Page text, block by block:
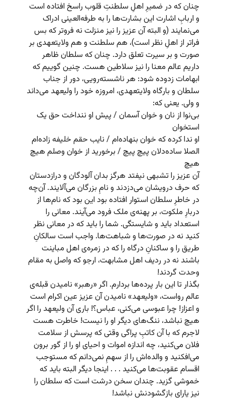
چنان که در ضمیرِ اهلِ سلطنتِ قلوب راسخ افتاده است
و اربابِ اشارت این بشارت‌ها را به طرفه‌العینی ادراک
می‌نمایند (و البته آن عزیز را نیز منزلت نه فروتر که بس
فراتر از اهلِ نظر است)، هم سلطنت و هم ولایتعهدی بر
صورت و بر سیرت تعلق دارد. چنان که سلطان ظاهر
داریم عالم معنا را نیز سلاطین هست. چنین گوییم که
ابهامات زدوده شود: هر ناشسته‌رویی، دور از جناب
سلطان و بارگاه ولایتعهدی، امروزه خود را ولیعهد می‌داند
و ولی. یعنی که:
بی‌نوا از نان و خوان آسمان / پیش او ننداخت حق یک
استخوان
او ندا کرده که خوان بنهاده‌ام / نایب حقم خلیفه زاده‌ام
الصلا ساده‌دلان پیچ پیچ / برخورید از خوان وصلم هیچ
هیچ
آن عزیز را تشبهی نیفتد هرگز بدان آلودگان و درازدستان
که حرف درویشان می‌دزدند و نامِ بزرگان می‌آلایند. آن‌چه
در خاطرِ سلطان استوار افتاده بود این بود که نام‌ها از
دربارِ ملکوت، بر پهنه‌ی ملک فرود می‌آیند. معانی را
استعداد باید و شایستگی. شما را باید که در معانی نظر
کنید نه در صورت‌ها و شباهت‌ها. واجب است سالکانِ
طریق را و ساکنانِ درگاه را که در زمره‌ی اهل مباینت
باشند نه در ردیف اهل مشابهت، ارجو که واصل به مقام
وحدت گردند!
بگذار تا این بار پرده‌ها بردارم. اگر «رهبر» نامیدن قبله‌ی
عالم رواست، «ولیعهد» نامیدن آن عزیز عین اکرام است
و اعزاز! چرا عبوسی می‌کنی، عباس؟! باری آن ولیعهد را اگر
هیچ نباشد، ننگ‌های دیگر او را نیست! خاطرت هست
لاجرم که با آن کاتبِ پراگی وقتی که پرسش از سلامت
فلان می‌کنید، چه اندازه اموات و احیای او را از گور برون
می‌افکنید و والده‌اش را از سهمِ نمی‌دانم که مستوجب
اقسام عقوبت‌ها می‌کنید . . . اینجا دیگر البته باید که
خموشی گزید. چندان سخن درشت است که سلطان را
نیز یارای بازگشودنش نباشد!